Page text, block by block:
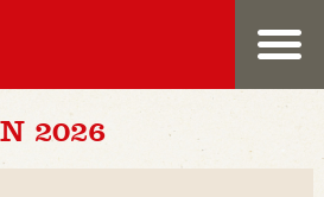
2026